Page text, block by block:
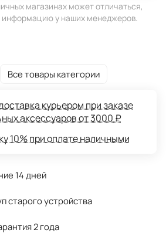
магазинах может отличаться,
информацию у наших менеджеров.
Все товары категории
курьером при заказе
аксессуаров от 3000 ₽
10% при оплате наличными
14 дней
старого устройства
2 года